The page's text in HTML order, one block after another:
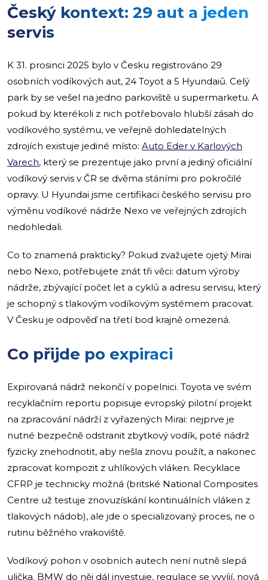
Český kontext: 29 aut a jeden
servis
K 31. prosinci 2025 bylo v Česku registrováno 29
osobních vodíkových aut, 24 Toyot a 5 Hyundaiů. Celý
park by se vešel na jedno parkoviště u supermarketu. A
pokud by kterékoli z nich potřebovalo hlubší zásah do
vodíkového systému, ve veřejně dohledatelných
zdrojích existuje jediné místo: Auto Eder v Karlových
Varech, který se prezentuje jako první a jediný oficiální
vodíkový servis v ČR se dvěma stáními pro pokročilé
opravy. U Hyundai jsme certifikaci českého servisu pro
výměnu vodíkové nádrže Nexo ve veřejných zdrojích
nedohledali.
Co to znamená prakticky? Pokud zvažujete ojetý Mirai
nebo Nexo, potřebujete znát tři věci: datum výroby
nádrže, zbývající počet let a cyklů a adresu servisu, který
je schopný s tlakovým vodíkovým systémem pracovat.
V Česku je odpověď na třetí bod krajně omezená.
Co přijde po expiraci
Expirovaná nádrž nekončí v popelnici. Toyota ve svém
recyklačním reportu popisuje evropský pilotní projekt
na zpracování nádrží z vyřazených Mirai: nejprve je
nutné bezpečně odstranit zbytkový vodík, poté nádrž
fyzicky znehodnotit, aby nešla znovu použít, a nakonec
zpracovat kompozit z uhlíkových vláken. Recyklace
CFRP je technicky možná (britské National Composites
Centre už testuje znovuzískání kontinuálních vláken z
tlakových nádob), ale jde o specializovaný proces, ne o
rutinu běžného vrakoviště.
Vodíkový pohon v osobních autech není nutně slepá
ulička. BMW do něj dál investuje, regulace se vyvíjí, nová